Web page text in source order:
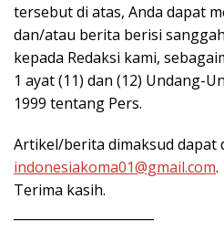
tersebut di atas, Anda dapat
dan/atau berita berisi
kepada Redaksi kami,
1 ayat (11) dan (12) Undang-
1999 tentang Pers.
Artikel/berita dimaksud dapat
indonesiakoma01@gmail.com.
Terima kasih.